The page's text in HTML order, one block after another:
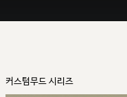
커스텀무드 시리즈